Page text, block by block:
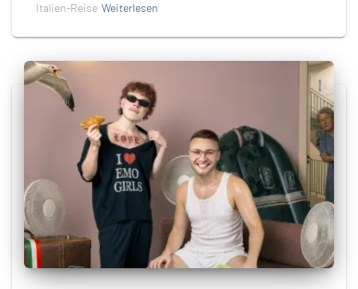
Italien-Reise Weiterlesen